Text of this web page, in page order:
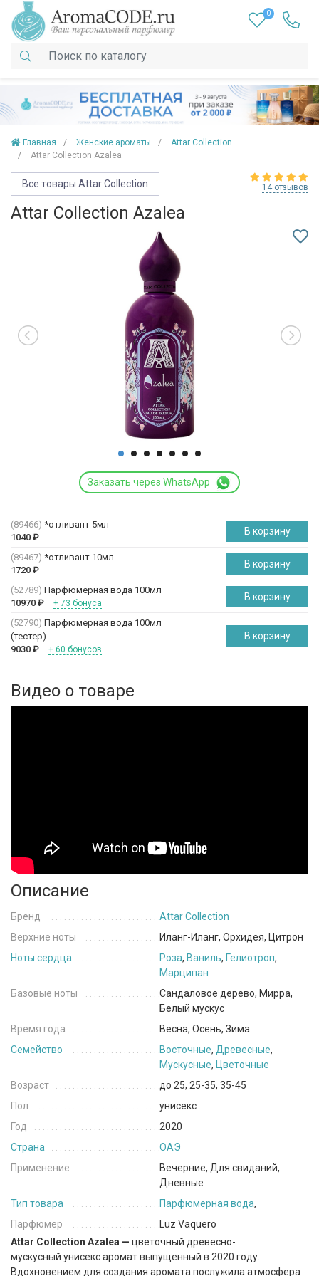
0
Главная Женские ароматы
Attar Collection
Attar Collection Azalea
Все товары Attar Collection 14 отзывов
Attar Collection Azalea
Заказать через WhatsApp
(89466) *отливант 5мл
1040 ₽
В корзину
(89467) *отливант 10мл
1720 ₽
В корзину
(52789) Парфюмерная вода 100мл
10970 ₽ + 73 бонуса
В корзину
(52790) Парфюмерная вода 100мл
(тестер)
9030 ₽ + 60 бонусов
В корзину
Видео о товаре
Описание
Бренд
Attar Collection
Верхние ноты
Иланг-Иланг, Орхидея, Цитрон
Ноты сердца
Роза, Ваниль, Гелиотроп,
Марципан
Базовые ноты
Сандаловое дерево, Мирра,
Белый мускус
Время года
Весна, Осень, Зима
Семейство
Восточные, Древесные,
Мускусные, Цветочные
Возраст
до 25, 25-35, 35-45
Пол
унисекс
Год
2020
Страна
ОАЭ
Применение
Вечерние, Для свиданий,
Дневные
Тип товара
Парфюмерная вода,
Парфюмер
Luz Vaquero
Attar Collection Azalea — цветочный древесно-
мускусный унисекс аромат выпущенный в 2020 году.
Вдохновением для создания аромата послужила атмосфера